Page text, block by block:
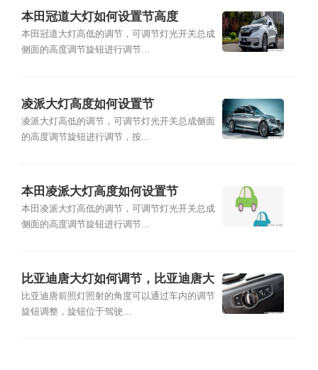
本田冠道大灯如何设置节高度
本田冠道大灯高低的调节，可调节灯光开关总成
侧面的高度调节旋钮进行调节...
凌派大灯高度如何设置节
凌派大灯高低的调节，可调节灯光开关总成侧面
的高度调节旋钮进行调节，按...
本田凌派大灯高度如何设置节
本田凌派大灯高低的调节，可调节灯光开关总成
侧面的高度调节旋钮进行调节...
比亚迪唐大灯如何调节，比亚迪唐大
灯调节教程
比亚迪唐前照灯照射的角度可以通过车内的调节
旋钮调整，旋钮位于驾驶...